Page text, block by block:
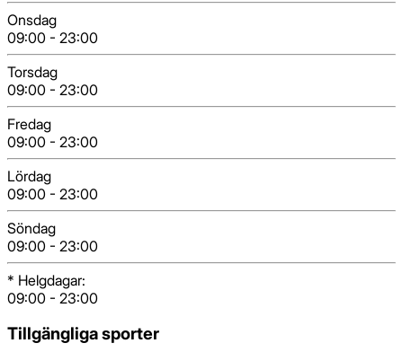
Onsdag
09:00 - 23:00
Torsdag
09:00 - 23:00
Fredag
09:00 - 23:00
Lördag
09:00 - 23:00
Söndag
09:00 - 23:00
* Helgdagar:
09:00 - 23:00
Tillgängliga sporter